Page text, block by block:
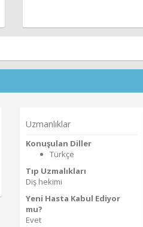
Uzmanlıklar
Konuşulan Diller
Türkçe
Tıp Uzmalıkları
Diş hekimi
Yeni Hasta Kabul Ediyor
mu?
Evet